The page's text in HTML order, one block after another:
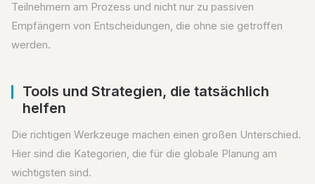
Teilnehmern am Prozess und nicht nur zu passiven
Empfängern von Entscheidungen, die ohne sie getroffen
werden.
Tools und Strategien, die tatsächlich
helfen
Die richtigen Werkzeuge machen einen großen Unterschied.
Hier sind die Kategorien, die für die globale Planung am
wichtigsten sind.